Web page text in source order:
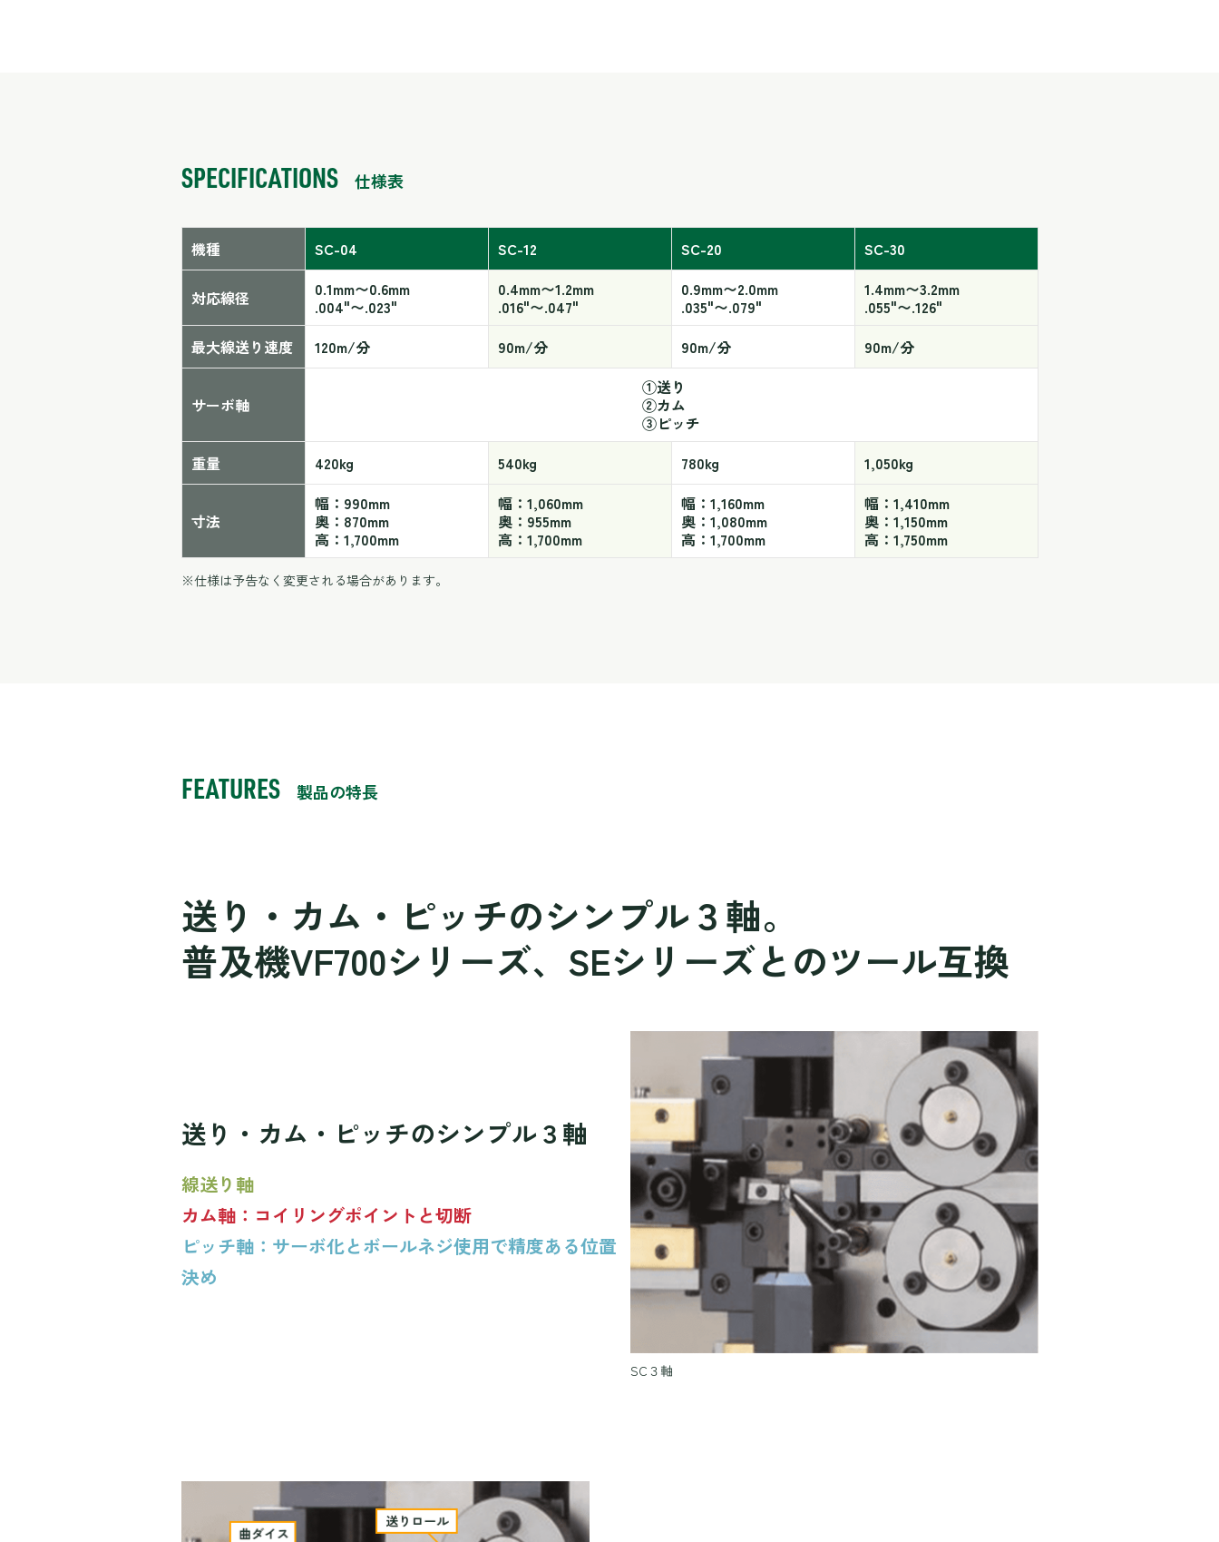
SPECIFICATIONS 仕様表
機種 SC-04 SC-12 SC-20 SC-30
対応線径
0.1mm〜0.6mm
.004"〜.023"
0.4mm〜1.2mm
.016"〜.047"
0.9mm〜2.0mm
.035"〜.079"
1.4mm〜3.2mm
.055"〜.126"
最大線送り速度
120m/分 90m/分 90m/分 90m/分
サーボ軸
①送り
②カム
③ピッチ
重量
420kg 540kg 780kg 1,050kg
寸法
幅：990mm
奥：870mm
高：1,700mm
幅：1,060mm
奥：955mm
高：1,700mm
幅：1,160mm
奥：1,080mm
高：1,700mm
幅：1,410mm
奥：1,150mm
高：1,750mm
※仕様は予告なく変更される場合があります。
FEATURES 製品の特長
送り・カム・ピッチのシンプル３軸。
普及機VF700シリーズ、SEシリーズとのツール互換
送り・カム・ピッチのシンプル３軸
線送り軸
カム軸：コイリングポイントと切断
ピッチ軸：サーボ化とボールネジ使用で精度ある位置
決め
SC３軸